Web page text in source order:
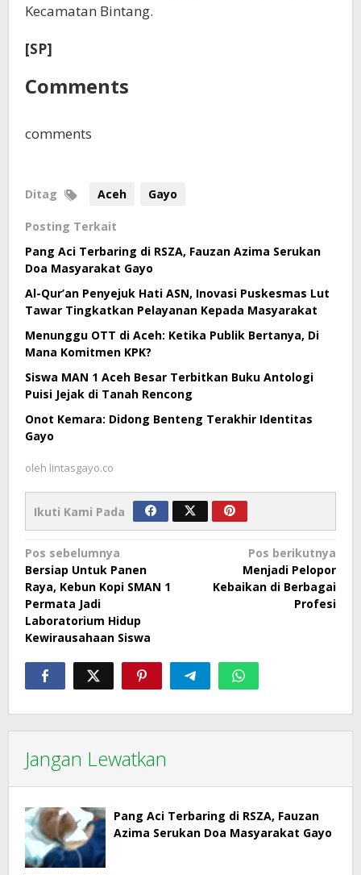
Kecamatan Bintang.
[SP]
Comments
comments
Ditag Aceh Gayo
Posting Terkait
Pang Aci Terbaring di RSZA, Fauzan Azima Serukan
Doa Masyarakat Gayo
Al-Qur’an Penyejuk Hati ASN, Inovasi Puskesmas Lut
Tawar Tingkatkan Pelayanan Kepada Masyarakat
Menunggu OTT di Aceh: Ketika Publik Bertanya, Di
Mana Komitmen KPK?
Siswa MAN 1 Aceh Besar Terbitkan Buku Antologi
Puisi Jejak di Tanah Rencong
Onot Kemara: Didong Benteng Terakhir Identitas
Gayo
oleh lintasgayo.co
Ikuti Kami Pada
Navigasi
pos
Pos sebelumnya
Bersiap Untuk Panen
Raya, Kebun Kopi SMAN 1
Permata Jadi
Laboratorium Hidup
Kewirausahaan Siswa
Pos berikutnya
Menjadi Pelopor
Kebaikan di Berbagai
Profesi
Jangan Lewatkan
Pang Aci Terbaring di RSZA, Fauzan
Azima Serukan Doa Masyarakat Gayo